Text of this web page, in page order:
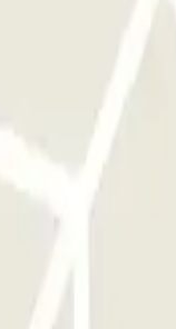
entrée avant
avant votre
ce n'est pas